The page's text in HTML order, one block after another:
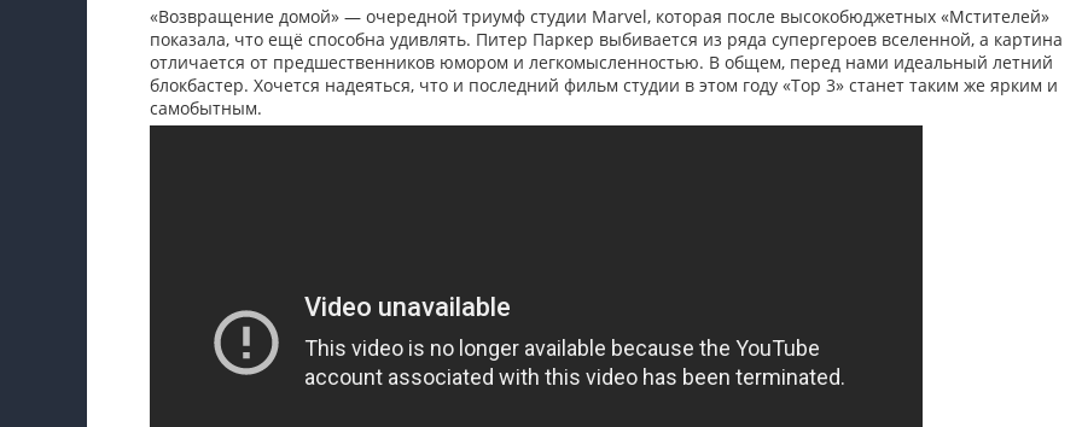
«Возвращение домой» — очередной триумф студии Marvel, которая после высокобюджетных «Мстителей»
показала, что ещё способна удивлять. Питер Паркер выбивается из ряда супергероев вселенной, а картина
отличается от предшественников юмором и легкомысленностью. В общем, перед нами идеальный летний
блокбастер. Хочется надеяться, что и последний фильм студии в этом году «Тор 3» станет таким же ярким и
самобытным.